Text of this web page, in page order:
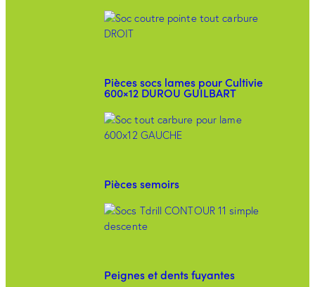
Pièces socs lames pour Cultivie
600×12 DUROU GUILBART
Pièces semoirs
Peignes et dents fuyantes